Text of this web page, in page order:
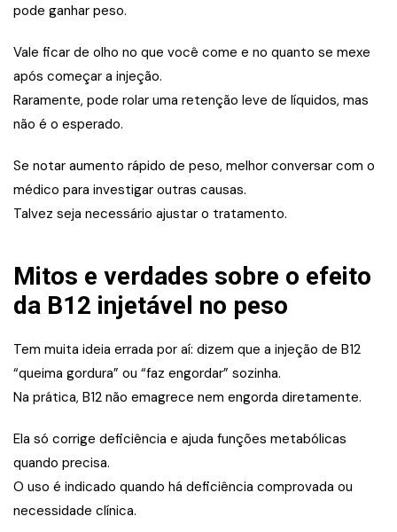
pode ganhar peso.
Vale ficar de olho no que você come e no quanto se mexe
após começar a injeção.
Raramente, pode rolar uma retenção leve de líquidos, mas
não é o esperado.
Se notar aumento rápido de peso, melhor conversar com o
médico para investigar outras causas.
Talvez seja necessário ajustar o tratamento.
Mitos e verdades sobre o efeito
da B12 injetável no peso
Tem muita ideia errada por aí: dizem que a injeção de B12
“queima gordura” ou “faz engordar” sozinha.
Na prática, B12 não emagrece nem engorda diretamente.
Ela só corrige deficiência e ajuda funções metabólicas
quando precisa.
O uso é indicado quando há deficiência comprovada ou
necessidade clínica.